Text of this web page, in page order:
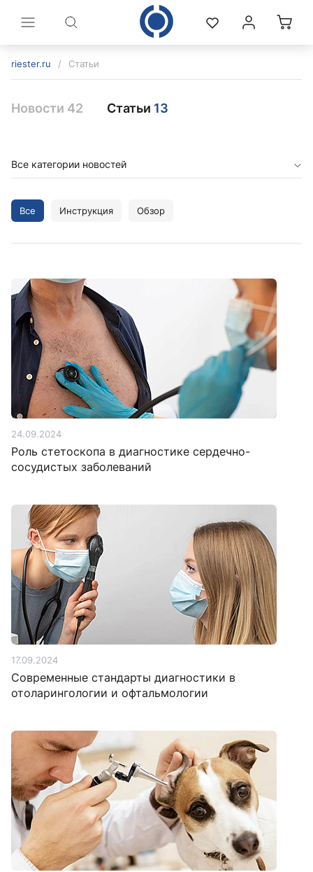
riester.ru / Статьи
Новости 42 Статьи 13
Все категории новостей
Все Инструкция Обзор
24.09.2024
Роль стетоскопа в диагностике сердечно-
сосудистых заболеваний
17.09.2024
Современные стандарты диагностики в
отоларингологии и офтальмологии